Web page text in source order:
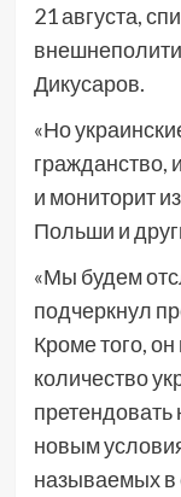
21 августа,
Дикусаров.
«Но
гражданство,
и мониторит
Польши и
«Мы будем
подчеркнул
Кроме того,
количество
претендовать
новым
называемых в